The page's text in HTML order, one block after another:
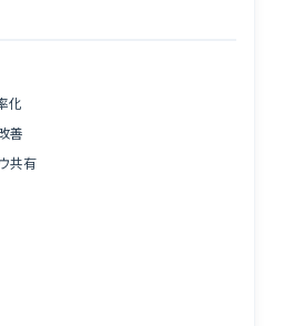
化
善
共有